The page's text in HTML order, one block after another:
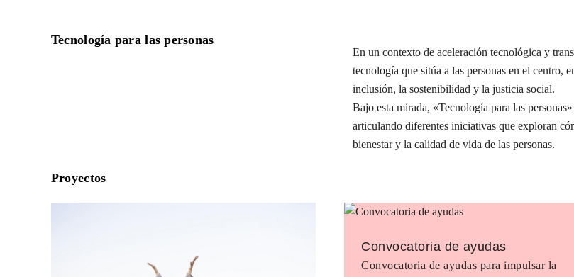
Tecnología para las personas
En un contexto de aceleración tecnológica y
tecnología que sitúa a las personas en el centro,
inclusión, la sostenibilidad y la justicia social.
Bajo esta mirada, «Tecnología para las
articulando diferentes iniciativas que exploran
bienestar y la calidad de vida de las personas.
Proyectos
Convocatoria de ayudas
Convocatoria de ayudas para impulsar la